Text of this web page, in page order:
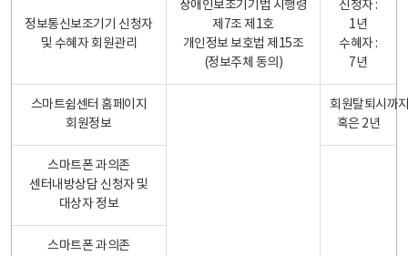
정보통신보조기기 신청자
및 수혜자 회원관리
장애인보조기기법 시행령
제7조 제1호
개인정보 보호법 제15조
(정보주체 동의)
신청자 :
1년
수혜자 :
7년
스마트쉼센터 홈페이지
회원정보
회원탈퇴시까
혹은 2년
스마트폰 과의존
센터내방상담 신청자 및
대상자 정보
스마트폰 과의존